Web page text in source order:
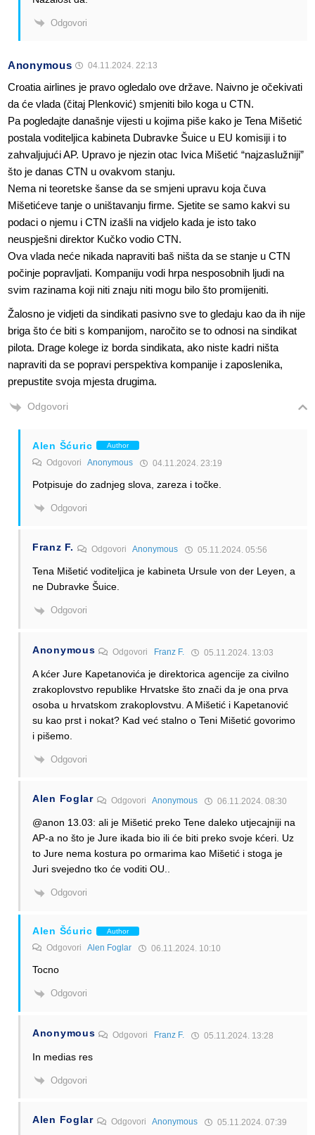
Odgovori
Anonymous 04.11.2024. 22:13
Croatia airlines je pravo ogledalo ove države. Naivno je očekivati
da će vlada (čitaj Plenković) smjeniti bilo koga u CTN.
Pa pogledajte današnje vijesti u kojima piše kako je Tena Mišetić
postala voditeljica kabineta Dubravke Šuice u EU komisiji i to
zahvaljujući AP. Upravo je njezin otac Ivica Mišetić “najzaslužniji”
što je danas CTN u ovakvom stanju.
Nema ni teoretske šanse da se smjeni upravu koja čuva
Mišetićeve tanje o uništavanju firme. Sjetite se samo kakvi su
podaci o njemu i CTN izašli na vidjelo kada je isto tako
neuspješni direktor Kučko vodio CTN.
Ova vlada neće nikada napraviti baš ništa da se stanje u CTN
počinje popravljati. Kompaniju vodi hrpa nesposobnih ljudi na
svim razinama koji niti znaju niti mogu bilo što promijeniti.
Žalosno je vidjeti da sindikati pasivno sve to gledaju kao da ih nije
briga što će biti s kompanijom, naročito se to odnosi na sindikat
pilota. Drage kolege iz borda sindikata, ako niste kadri ništa
napraviti da se popravi perspektiva kompanije i zaposlenika,
prepustite svoja mjesta drugima.
Odgovori
Alen Šćuric Author
Odgovori Anonymous 04.11.2024. 23:19
Potpisuje do zadnjeg slova, zareza i točke.
Odgovori
Franz F. Odgovori Anonymous 05.11.2024. 05:56
Tena Mišetić voditeljica je kabineta Ursule von der Leyen, a
ne Dubravke Šuice.
Odgovori
Anonymous Odgovori Franz F. 05.11.2024. 13:03
A kćer Jure Kapetanovića je direktorica agencije za civilno
zrakoplovstvo republike Hrvatske što znači da je ona prva
osoba u hrvatskom zrakoplovstvu. A Mišetić i Kapetanović
su kao prst i nokat? Kad već stalno o Teni Mišetić govorimo
i pišemo.
Odgovori
Alen Foglar Odgovori Anonymous 06.11.2024. 08:30
@anon 13.03: ali je Mišetić preko Tene daleko utjecajniji na
AP-a no što je Jure ikada bio ili će biti preko svoje kćeri. Uz
to Jure nema kostura po ormarima kao Mišetić i stoga je
Juri svejedno tko će voditi OU..
Odgovori
Alen Šćuric Author
Odgovori Alen Foglar 06.11.2024. 10:10
Tocno
Odgovori
Anonymous Odgovori Franz F. 05.11.2024. 13:28
In medias res
Odgovori
Alen Foglar Odgovori Anonymous 05.11.2024. 07:39